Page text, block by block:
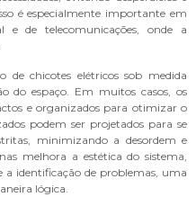
é especialmente importante em
e de telecomunicações, onde a
de chicotes elétricos sob medida
do espaço. Em muitos casos, os
e organizados para otimizar o
podem ser projetados para se
minimizando a desordem e
melhora a estética do sistema,
identificação de problemas, uma
lógica.